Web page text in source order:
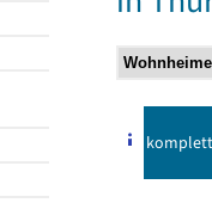
komplett